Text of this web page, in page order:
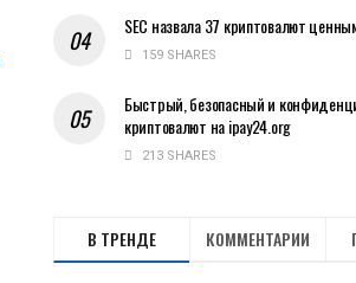
SEC назвала 37 криптовалют
159 SHARES
Быстрый, безопасный и
криптовалют на ipay24.org
213 SHARES
В ТРЕНДЕ КОММЕНТАРИИ